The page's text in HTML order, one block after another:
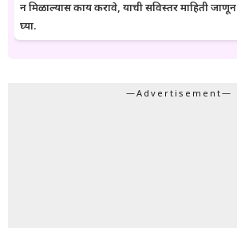
न मिळाल्यास काय करावे, याची सविस्तर माहिती जाणून
घ्या.
—Advertisement—